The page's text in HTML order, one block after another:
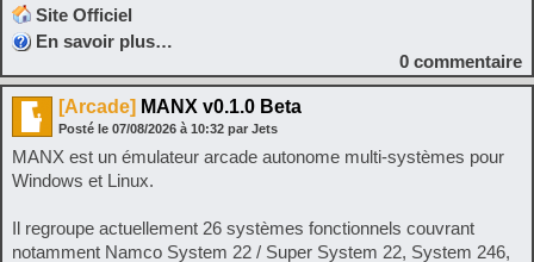
Site Officiel
En savoir plus…
0 commentaire
[Arcade] MANX v0.1.0 Beta
Posté le 07/08/2026 à 10:32 par Jets
MANX est un émulateur arcade autonome multi-systèmes pour
Windows et Linux.
Il regroupe actuellement 26 systèmes fonctionnels couvrant
notamment Namco System 22 / Super System 22, System 246,